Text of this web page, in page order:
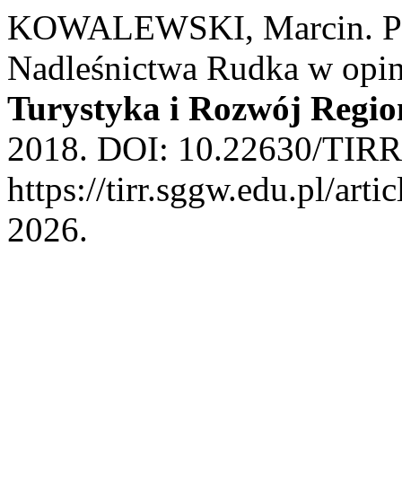
KOWALEWSKI, Marcin.
Nadleśnictwa Rudka w
Turystyka i Rozwój
2018. DOI: 10.22630/
https://tirr.sggw.edu.pl/
2026.